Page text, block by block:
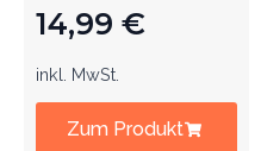
14,99 €
inkl. MwSt.
Zum Produkt